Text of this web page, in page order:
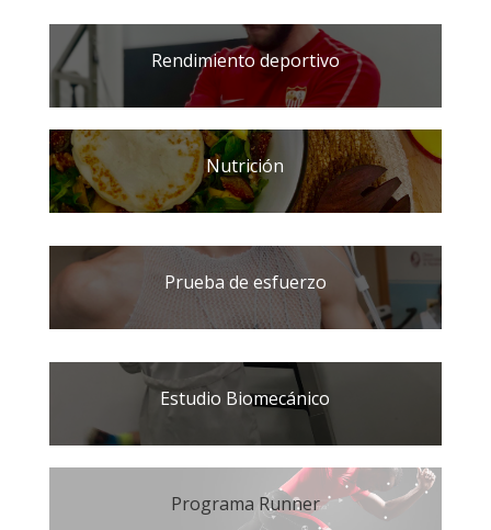
Rendimiento deportivo
Nutrición
Prueba de esfuerzo
Estudio Biomecánico
Programa Runner